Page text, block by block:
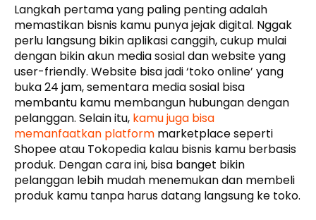
Langkah pertama yang paling penting adalah
memastikan bisnis kamu punya jejak digital. Nggak
perlu langsung bikin aplikasi canggih, cukup mulai
dengan bikin akun media sosial dan website yang
user-friendly. Website bisa jadi ‘toko online’ yang
buka 24 jam, sementara media sosial bisa
membantu kamu membangun hubungan dengan
pelanggan. Selain itu, kamu juga bisa
memanfaatkan platform marketplace seperti
Shopee atau Tokopedia kalau bisnis kamu berbasis
produk. Dengan cara ini, bisa banget bikin
pelanggan lebih mudah menemukan dan membeli
produk kamu tanpa harus datang langsung ke toko.